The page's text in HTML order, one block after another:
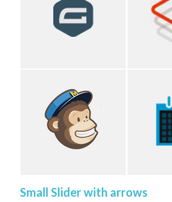
Small Slider with arrows